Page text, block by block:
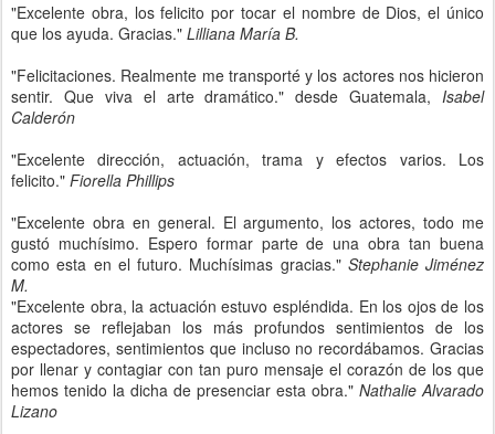
"Excelente obra, los felicito por tocar el nombre de Dios, el único
que los ayuda. Gracias." Lilliana María B.
"Felicitaciones. Realmente me transporté y los actores nos hicieron
sentir. Que viva el arte dramático." desde Guatemala, Isabel
Calderón
"Excelente dirección, actuación, trama y efectos varios. Los
felicito." Fiorella Phillips
"Excelente obra en general. El argumento, los actores, todo me
gustó muchísimo. Espero formar parte de una obra tan buena
como esta en el futuro. Muchísimas gracias." Stephanie Jiménez
M.
"Excelente obra, la actuación estuvo espléndida. En los ojos de los
actores se reflejaban los más profundos sentimientos de los
espectadores, sentimientos que incluso no recordábamos. Gracias
por llenar y contagiar con tan puro mensaje el corazón de los que
hemos tenido la dicha de presenciar esta obra." Nathalie Alvarado
Lizano